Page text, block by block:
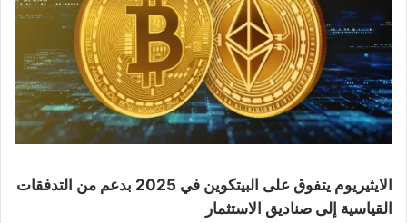
الايثيريوم يتفوق على البيتكوين في 2025 بدعم من التدفقات
القياسية إلى صناديق الاستثمار